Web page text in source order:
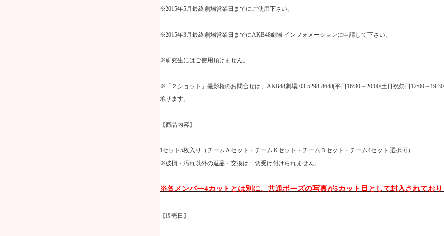
※2015年5月最終劇場営業日までにご使用下さい。
※2015年3月最終劇場営業日までにAKB48劇場 インフォメーションに申請して下さい。
※研究生にはご使用頂けません。
※「２ショット」撮影権のお問合せは、 AKB48劇場[03-5298-8648(平日 16:30～20:00/土日祝祭日 12:00～
承ります。
【商品内容】
1セット 5枚入り（チームＡセット・チームＫセット・チームＢセット・チーム4セット 選択可）
※破損・汚れ以外の返品・交換は一切受け付けられません。
※各メンバー4カットとは別に、共通ポーズの写真が5カット目として封入されてお
【販売日】